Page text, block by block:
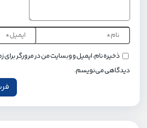
ذخیره نام، ایمیل و وبسایت من در مرورگر برای
دیدگاهی می‌نویسم.